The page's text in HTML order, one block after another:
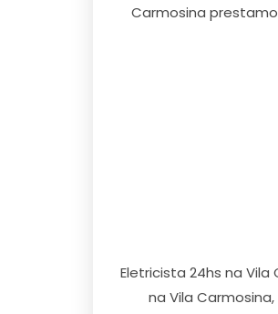
Carmosina
Eletricista 24hs na
na Vila